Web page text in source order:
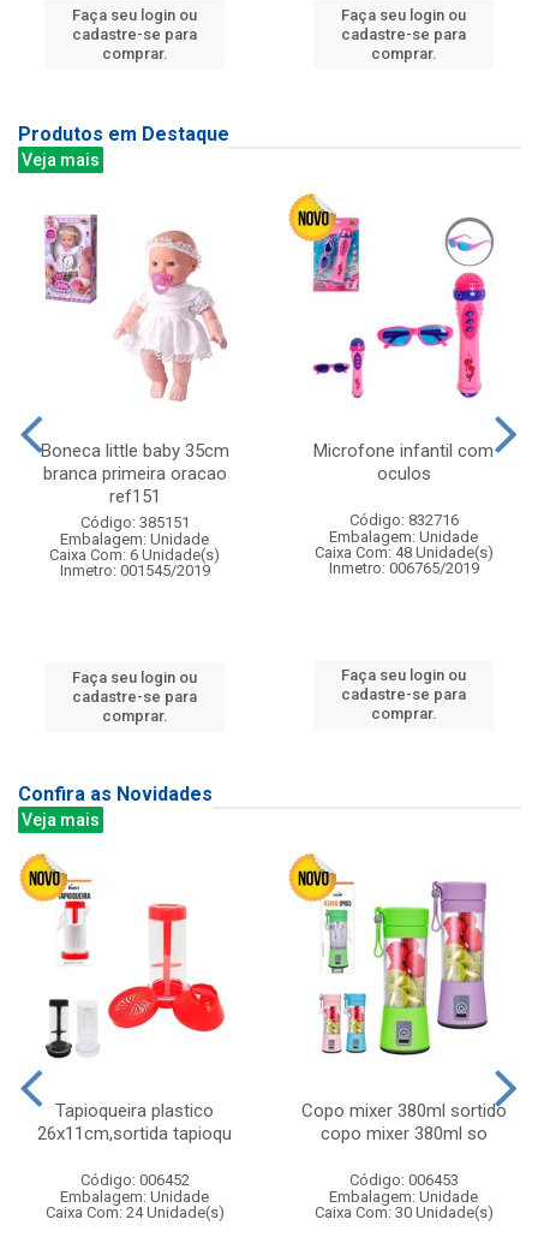
Faça seu login ou
cadastre-se para
comprar.
Faça seu login ou
cadastre-se para
comprar.
Produtos em Destaque
Veja mais
Boneca little baby 35cm
branca primeira oracao
ref151
Código: 385151
Embalagem: Unidade
Caixa Com: 6 Unidade(s)
Inmetro: 001545/2019
Faça seu login ou
cadastre-se para
comprar.
Microfone infantil com
oculos
Código: 832716
Embalagem: Unidade
Caixa Com: 48 Unidade(s)
Inmetro: 006765/2019
Faça seu login ou
cadastre-se para
comprar.
Confira as Novidades
Veja mais
Tapioqueira plastico
26x11cm,sortida tapioqu
Código: 006452
Embalagem: Unidade
Caixa Com: 24 Unidade(s)
Copo mixer 380ml sortido
copo mixer 380ml so
Código: 006453
Embalagem: Unidade
Caixa Com: 30 Unidade(s)